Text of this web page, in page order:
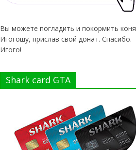
Вы можете погладить и покормить коня
Игогошу, прислав свой донат. Спасибо.
Игого!
Shark card GTA